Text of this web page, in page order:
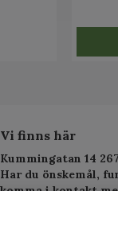
Vi finns här
Kummingatan 14
Har du önskemål,
komma i kontakt